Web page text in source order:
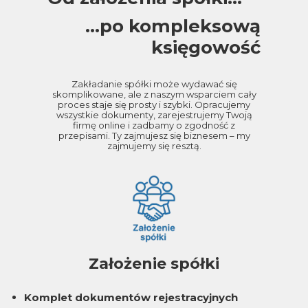
...po kompleksową
księgowość
Założenie spółki
Komplet dokumentów rejestracyjnych
Zakładanie spółki może wydawać się
skomplikowane, ale z naszym wsparciem cały
proces staje się prosty i szybki. Opracujemy
wszystkie dokumenty, zarejestrujemy Twoją
firmę online i zadbamy o zgodność z
przepisami. Ty zajmujesz się biznesem – my
zajmujemy się resztą.